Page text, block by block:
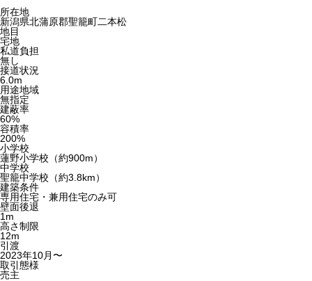
所在地
新潟県北蒲原郡聖籠町二本松
地目
宅地
私道負担
無し
接道状況
6.0m
用途地域
無指定
建蔽率
60%
容積率
200%
小学校
蓮野小学校（約900m）
中学校
聖籠中学校（約3.8km）
建築条件
専用住宅・兼用住宅のみ可
壁面後退
1m
高さ制限
12m
引渡
2023年10月〜
取引態様
売主